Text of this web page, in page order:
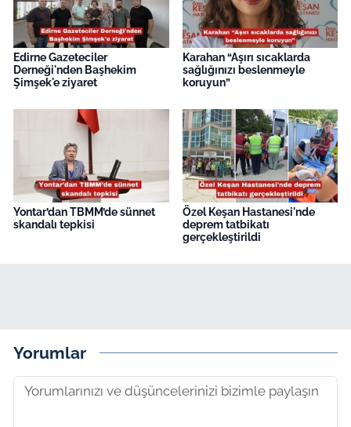
Edirne Gazeteciler
Derneği'nden Başhekim
Şimşek'e ziyaret
Karahan “Aşırı sıcaklarda
sağlığınızı beslenmeyle
koruyun”
Yontar’dan TBMM’de sünnet
skandalı tepkisi
Özel Keşan Hastanesi'nde
deprem tatbikatı
gerçekleştirildi
Yorumlar